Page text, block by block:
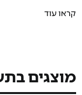
החשמל השונות, כיצד
קראו עוד
מוצגים